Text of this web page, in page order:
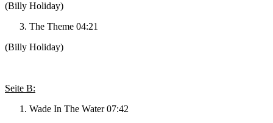
(Billy Holiday)
The Theme 04:21
(Billy Holiday)
Seite B:
Wade In The Water 07:42